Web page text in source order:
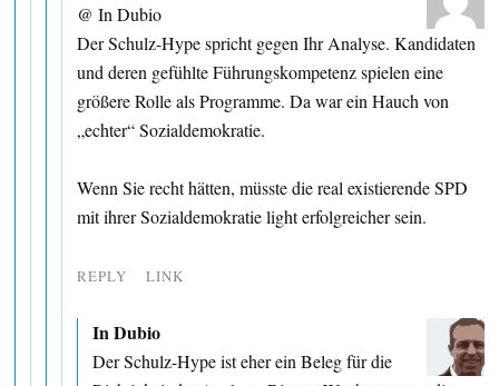
@ In Dubio
Der Schulz-Hype spricht gegen Ihr Analyse. Kandidaten
und deren gefühlte Führungskompetenz spielen eine
größere Rolle als Programme. Da war ein Hauch von
„echter“ Sozialdemokratie.
Wenn Sie recht hätten, müsste die real existierende SPD
mit ihrer Sozialdemokratie light erfolgreicher sein.
REPLY LINK
In Dubio
Der Schulz-Hype ist eher ein Beleg für die